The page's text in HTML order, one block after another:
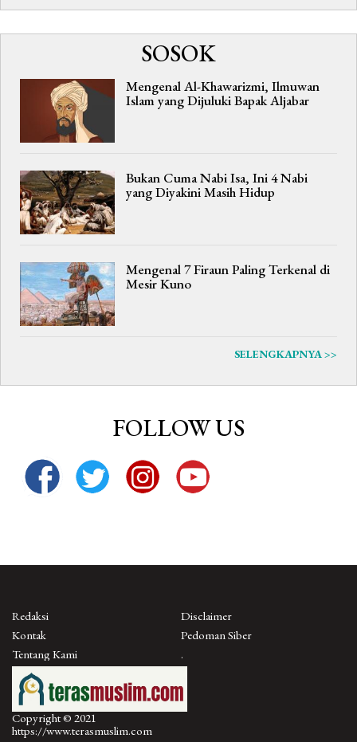
SOSOK
Mengenal Al-Khawarizmi, Ilmuwan
Islam yang Dijuluki Bapak Aljabar
Bukan Cuma Nabi Isa, Ini 4 Nabi
yang Diyakini Masih Hidup
Mengenal 7 Firaun Paling Terkenal di
Mesir Kuno
SELENGKAPNYA >>
FOLLOW US
Redaksi
Kontak
Tentang Kami
Disclaimer
Pedoman Siber
.
Copyright © 2021
https://www.terasmuslim.com